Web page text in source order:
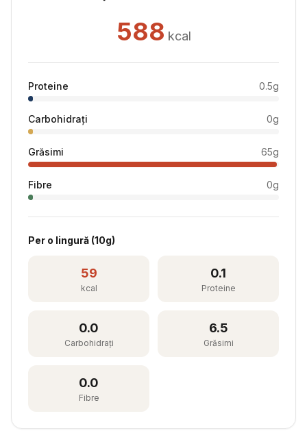
588 kcal
Proteine 0.5g
Carbohidrați 0g
Grăsimi 65g
Fibre 0g
Per o lingură (10g)
59
kcal
0.1
Proteine
0.0
Carbohidrați
6.5
Grăsimi
0.0
Fibre